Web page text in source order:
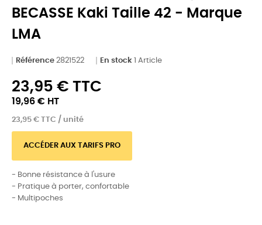
BECASSE Kaki Taille 42 - Marque
LMA
Référence 2821522 En stock 1 Article
23,95 € TTC
19,96 € HT
23,95 € TTC / unité
ACCÉDER AUX TARIFS PRO
- Bonne résistance à l'usure
- Pratique à porter, confortable
- Multipoches